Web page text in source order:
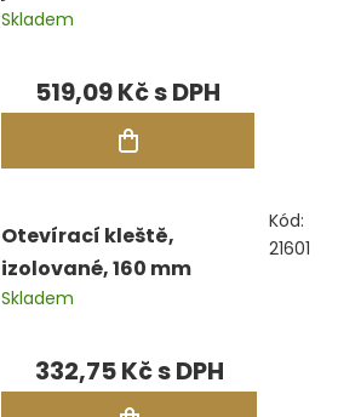
Skladem
519,09 Kč
Otevírací kleště,
izolované, 160 mm
Skladem
332,75 Kč
Kód:
21601